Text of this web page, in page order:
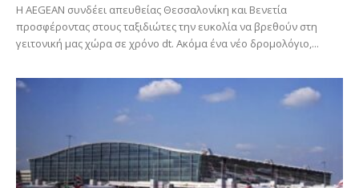
Η AEGEAN συνδέει απευθείας Θεσσαλονίκη και Βενετία
προσφέροντας στους ταξιδιώτες την ευκολία να βρεθούν στη
γειτονική μας χώρα σε χρόνο dt. Ακόμα ένα νέο δρομολόγιο,...